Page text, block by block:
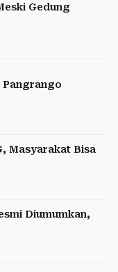
Gedung
Pangrango
Masyarakat Bisa
Diumumkan,